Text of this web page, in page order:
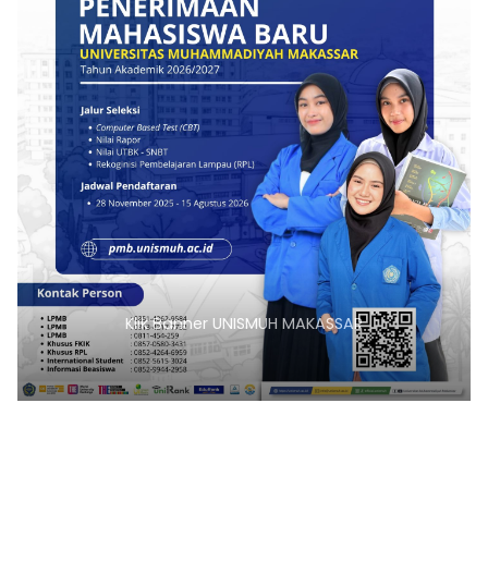
Klik Banner UNISMUH MAKASSAR